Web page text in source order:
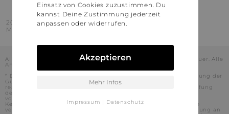
2016 - 2026 © Stylaholic.
Made for you with love in munich.
Alle Preise inkl. der jeweils geltenden gesetzlichen Mehrwertsteuer. Alle
Angaben ohne Gewähr.
* Die angezeigten Preise beinhalten Rabatte, die durch die Nutzung der
Gutschein-Codes auf den Seiten unserer Partner voraussichtlich
realisiert werden können. Stylaholic führt keine vollständige Prüfung
der Gutschein-Codes durch und es kann daher in Einzelfällen
vorkommen, dass die Gutscheine abweichend von unserem
Kenntnisstand bei dem jeweiligen Shop nicht oder nur teilweise
verwendet werden können. Darüber hinaus kann deren Verwendung an
Einsatz von Cookies zuzustimmen. Du
kannst Deine Zustimmung jederzeit
anpassen oder widerrufen.
Akzeptieren
Mehr Infos
Impressum | Datenschutz